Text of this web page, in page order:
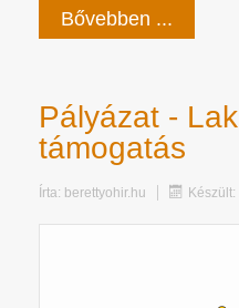
Bővebben ...
Pályázat -
támogatás
Írta: berettyohir.hu